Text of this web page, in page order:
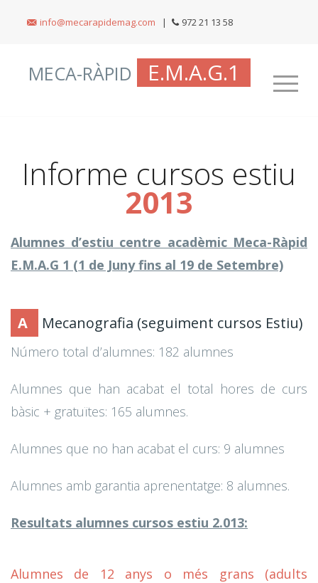
info@mecarapidemag.com | 972 21 13 58
MECA-RÀPID E.M.A.G.1
Informe cursos estiu
2013
Alumnes d’estiu centre acadèmic Meca-Ràpid
E.M.A.G 1 (1 de Juny fins al 19 de Setembre)
A Mecanografia (seguiment cursos Estiu)
Número total d’alumnes: 182 alumnes
Alumnes que han acabat el total hores de curs
bàsic + gratuïtes: 165 alumnes.
Alumnes que no han acabat el curs: 9 alumnes
Alumnes amb garantia aprenentatge: 8 alumnes.
Resultats alumnes cursos estiu 2.013:
Alumnes de 12 anys o més grans (adults